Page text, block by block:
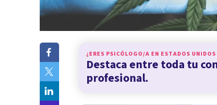
¿ERES PSICÓLOGO/A EN ESTADOS UNIDOS
Destaca entre toda tu
profesional.